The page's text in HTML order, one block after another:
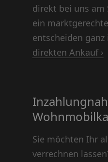
direkt bei uns am
ein
entscheiden ganz
direkten Ankauf ›
Sie möchten Ihr
verrechnen